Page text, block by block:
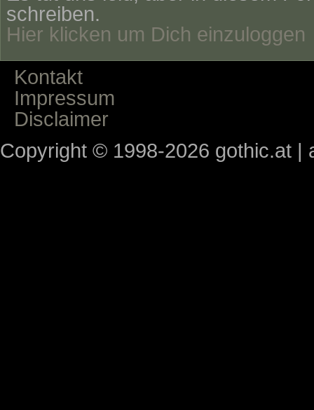
schreiben.
Hier klicken um Dich einzuloggen
Kontakt
Impressum
Disclaimer
Copyright © 1998-2026 gothic.at |